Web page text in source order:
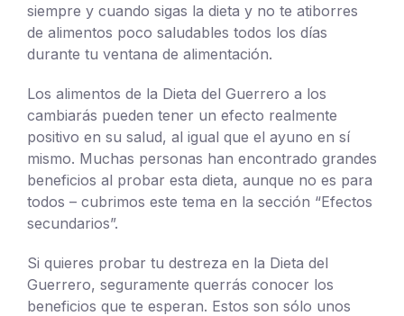
siempre y cuando sigas la dieta y no te atiborres
de alimentos poco saludables todos los días
durante tu ventana de alimentación.
Los alimentos de la Dieta del Guerrero a los
cambiarás pueden tener un efecto realmente
positivo en su salud, al igual que el ayuno en sí
mismo. Muchas personas han encontrado grandes
beneficios al probar esta dieta, aunque no es para
todos – cubrimos este tema en la sección “Efectos
secundarios”.
Si quieres probar tu destreza en la Dieta del
Guerrero, seguramente querrás conocer los
beneficios que te esperan. Estos son sólo unos